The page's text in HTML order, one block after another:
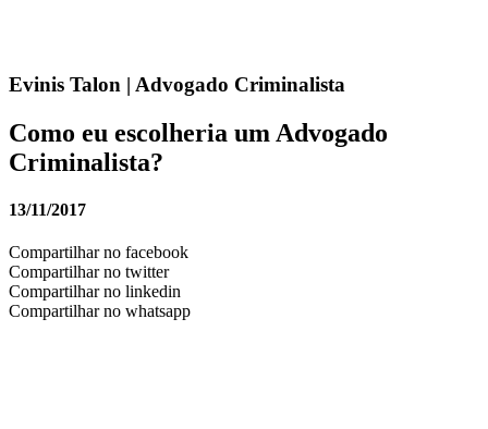
Evinis Talon | Advogado Criminalista
Como eu escolheria um Advogado
Criminalista?
13/11/2017
Compartilhar no facebook
Compartilhar no twitter
Compartilhar no linkedin
Compartilhar no whatsapp